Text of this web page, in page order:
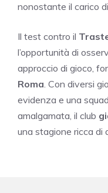
nonostante il carico
Il test contro il
l’opportunità di
approccio di gioco,
Roma. Con diversi
evidenza e una
amalgamata, il club
una stagione ricca di